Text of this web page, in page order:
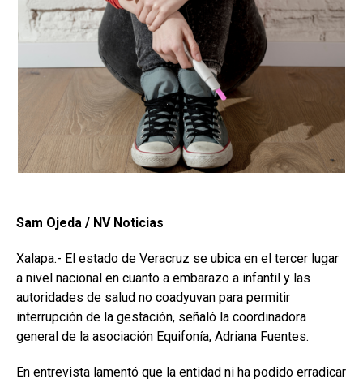
Sam Ojeda / NV Noticias
Xalapa.- El estado de Veracruz se ubica en el tercer lugar
a nivel nacional en cuanto a embarazo a infantil y las
autoridades de salud no coadyuvan para permitir
interrupción de la gestación, señaló la coordinadora
general de la asociación Equifonía, Adriana Fuentes.
En entrevista lamentó que la entidad ni ha podido erradicar